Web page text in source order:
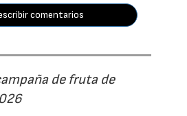
comentarios
de fruta de